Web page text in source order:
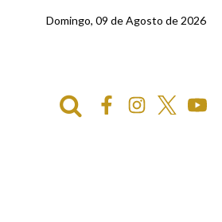
Domingo, 09 de Agosto de 2026